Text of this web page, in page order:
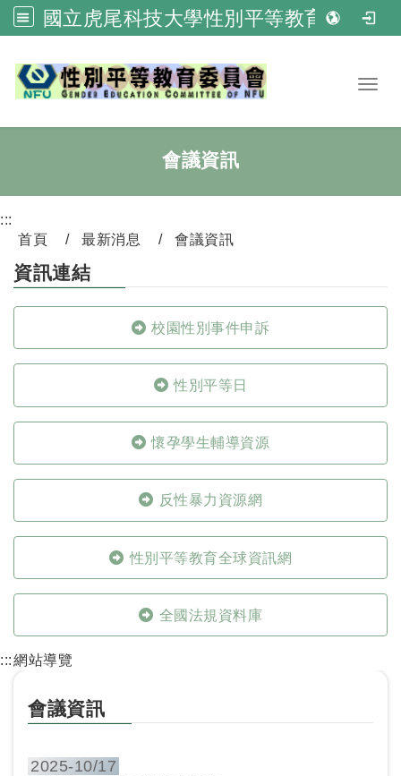
國立虎尾科技大學性別平等教育委員會
會議資訊
:::
首頁
最新消息 會議資訊
資訊連結
校園性別事件申訴
性別平等日
懷孕學生輔導資源
反性暴力資源網
性別平等教育全球資訊網
全國法規資料庫
:::網站導覽
會議資訊
2025-10/17